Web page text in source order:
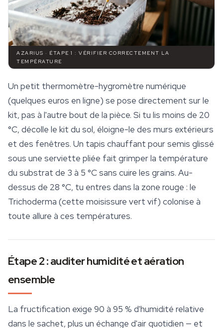
AZARIUS · ÉTAPE 1 : VÉRIFIER CORRECTEMENT LA
TEMPÉRATURE
Un petit thermomètre-hygromètre numérique
(quelques euros en ligne) se pose directement sur le
kit, pas à l'autre bout de la pièce. Si tu lis moins de 20
°C, décolle le kit du sol, éloigne-le des murs extérieurs
et des fenêtres. Un tapis chauffant pour semis glissé
sous une serviette pliée fait grimper la température
du substrat de 3 à 5 °C sans cuire les grains. Au-
dessus de 28 °C, tu entres dans la zone rouge : le
Trichoderma (cette moisissure vert vif) colonise à
toute allure à ces températures.
Étape 2 : auditer humidité et aération
ensemble
La fructification exige 90 à 95 % d'humidité relative
dans le sachet, plus un échange d'air quotidien — et